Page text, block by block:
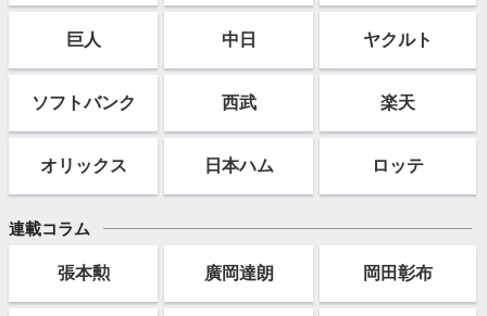
巨人 中日 ヤクルト
ソフトバンク 西武 楽天
オリックス 日本ハム ロッテ
連載コラム
張本勲 廣岡達朗 岡田彰布